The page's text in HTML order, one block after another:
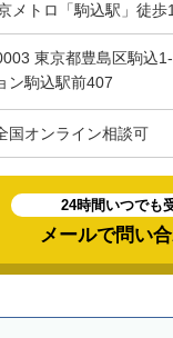
メトロ「駒込駅」徒歩
東京都豊島区駒込
ン駒込駅前407
国オンライン相談可
24時間いつでも
メールで問い